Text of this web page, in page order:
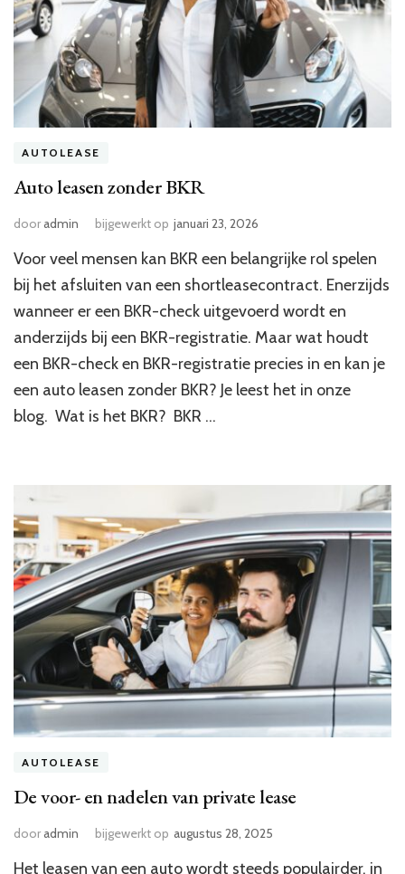
AUTOLEASE
Auto leasen zonder BKR
dooradmin bijgewerkt op januari 23, 2026
Voor veel mensen kan BKR een belangrijke rol spelen
bij het afsluiten van een shortleasecontract. Enerzijds
wanneer er een BKR-check uitgevoerd wordt en
anderzijds bij een BKR-registratie. Maar wat houdt
een BKR-check en BKR-registratie precies in en kan je
een auto leasen zonder BKR? Je leest het in onze
blog. Wat is het BKR? BKR …
AUTOLEASE
De voor- en nadelen van private lease
dooradmin bijgewerkt op augustus 28, 2025
Het leasen van een auto wordt steeds populairder, in